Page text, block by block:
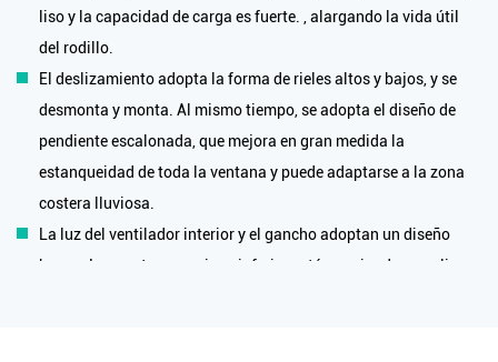
liso y la capacidad de carga es fuerte. , alargando la vida útil
del rodillo.
El deslizamiento adopta la forma de rieles altos y bajos, y se
desmonta y monta. Al mismo tiempo, se adopta el diseño de
pendiente escalonada, que mejora en gran medida la
estanqueidad de toda la ventana y puede adaptarse a la zona
costera lluviosa.
La luz del ventilador interior y el gancho adoptan un diseño
hueco. Las partes superior e inferior están equipadas con limas